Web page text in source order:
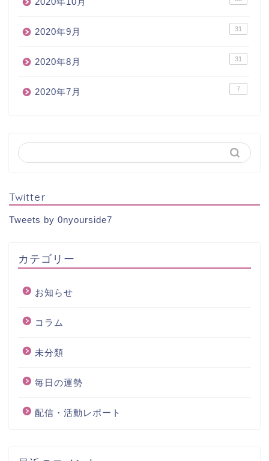
2020年9月 31
2020年8月 31
2020年7月 7
Twitter
Tweets by 0nyourside7
カテゴリー
お知らせ
コラム
未分類
毎日の運勢
配信・活動レポート